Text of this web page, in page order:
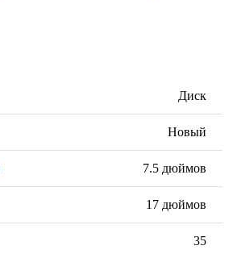
Диск
Новый
7.5 дюймов
17 дюймов
35